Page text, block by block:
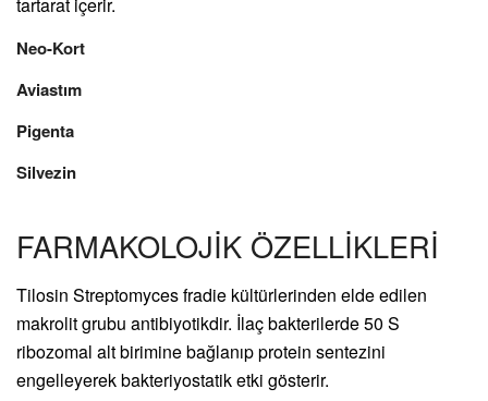
Neo-Kort
Aviastım
Pigenta
Silvezin
FARMAKOLOJİK ÖZELLİKLERİ
Tilosin Streptomyces fradie kültürlerinden elde edilen
makrolit grubu antibiyotikdir. İlaç bakterilerde 50 S
ribozomal alt birimine bağlanıp protein sentezini
engelleyerek bakteriyostatik etki gösterir.